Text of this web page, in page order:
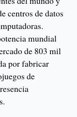
centros de datos
mundial
de 803 mil
por fabricar
de